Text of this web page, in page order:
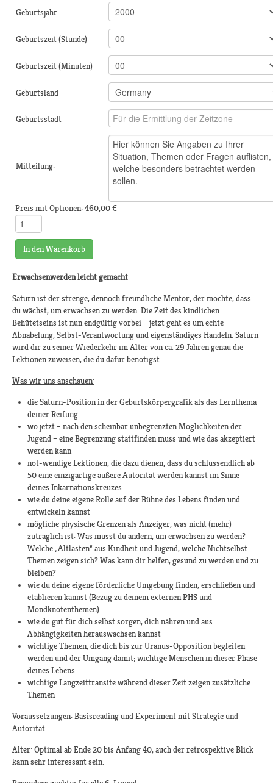
Geburtsjahr
Geburtszeit (Stunde)
Geburtszeit (Minuten)
Geburtsland
Geburtsstadt
Mitteilung:
Preis mit Optionen:460,00 €
In den Warenkorb
Erwachsenwerden leicht gemacht
Saturn ist der strenge, dennoch freundliche Mentor, der möchte, dass
du wächst, um erwachsen zu werden. Die Zeit des kindlichen
Behütetseins ist nun endgültig vorbei – jetzt geht es um echte
Abnabelung, Selbst-Verantwortung und eigenständiges Handeln. Saturn
wird dir zu seiner Wiederkehr im Alter von ca. 29 Jahren genau die
Lektionen zuweisen, die du dafür benötigst.
Was wir uns anschauen:
die Saturn-Position in der Geburtskörpergrafik als das Lernthema
deiner Reifung
wo jetzt – nach den scheinbar unbegrenzten Möglichkeiten der
Jugend – eine Begrenzung stattfinden muss und wie das akzeptiert
werden kann
not-wendige Lektionen, die dazu dienen, dass du schlussendlich ab
50 eine einzigartige äußere Autorität werden kannst im Sinne
deines Inkarnationskreuzes
wie du deine eigene Rolle auf der Bühne des Lebens finden und
entwickeln kannst
mögliche physische Grenzen als Anzeiger, was nicht (mehr)
zuträglich ist: Was musst du ändern, um erwachsen zu werden?
Welche „Altlasten“ aus Kindheit und Jugend, welche Nichtselbst-
Themen zeigen sich? Was kann dir helfen, gesund zu werden und zu
bleiben?
wie du deine eigene förderliche Umgebung finden, erschließen und
etablieren kannst (Bezug zu deinem externen PHS und
Mondknotenthemen)
wie du gut für dich selbst sorgen, dich nähren und aus
Abhängigkeiten herauswachsen kannst
wichtige Themen, die dich bis zur Uranus-Opposition begleiten
werden und der Umgang damit; wichtige Menschen in dieser Phase
deines Lebens
wichtige Langzeittransite während dieser Zeit zeigen zusätzliche
Themen
Voraussetzungen: Basisreading und Experiment mit Strategie und
Autorität
Alter: Optimal ab Ende 20 bis Anfang 40, auch der retrospektive Blick
kann sehr interessant sein.